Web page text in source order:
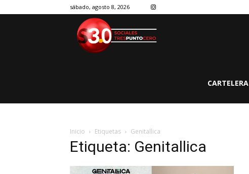
sábado, agosto 8, 2026
CARTELERA
Inicio Etiquetas Genitallica
Etiqueta: Genitallica